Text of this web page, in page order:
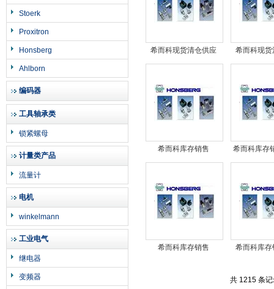
Stoerk
Proxitron
Honsberg
Ahlborn
编码器
工具轴承类
锁紧螺母
计量类产品
流量计
电机
winkelmann
工业电气
继电器
变频器
希而科现货清仓供应
Henke DW-D-AV,Item
希而科现
Breitenbach
希而科库存销售
NIEHUES LPF BN/HC
希而科库存
EDS346-
希而科库存销售
希而科库
共 1215 条